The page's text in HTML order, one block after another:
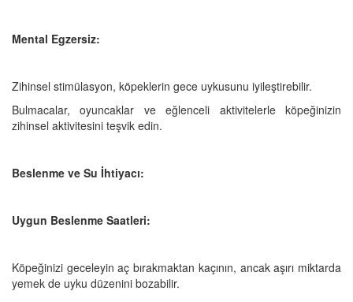
Mental Egzersiz:
Zihinsel stimülasyon, köpeklerin gece uykusunu iyileştirebilir.
Bulmacalar, oyuncaklar ve eğlenceli aktivitelerle köpeğinizin
zihinsel aktivitesini teşvik edin.
Beslenme ve Su İhtiyacı:
Uygun Beslenme Saatleri:
Köpeğinizi geceleyin aç bırakmaktan kaçının, ancak aşırı miktarda
yemek de uyku düzenini bozabilir.